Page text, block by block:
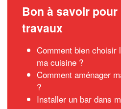
Bon à savoir
travaux
Comment bien choisir
ma cuisine ?
Comment aménager
?
Installer un bar dans